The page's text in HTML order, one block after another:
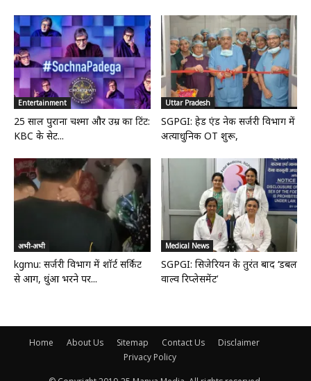
Entertainment
25 साल पुराना चश्मा और उम्र का टिंट:
KBC के सेट...
Uttar Pradesh
SGPGI: हेड एंड नेक सर्जरी विभाग में
अत्याधुनिक OT शुरू,
अभी-अभी
kgmu: सर्जरी विभाग में शॉर्ट सर्किट
से आग, धुंआ भरने पर...
Medical News
SGPGI: सिजेरियन के तुरंत बाद ‘डबल
वाल्व रिप्लेसमेंट’
Home About Us Sitemap Contact Us
Disclaimer
Privacy Policy